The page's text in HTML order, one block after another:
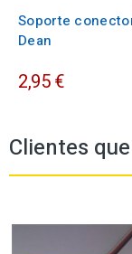
Soporte
Dean
2,95 €
Clientes